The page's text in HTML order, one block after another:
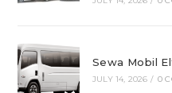
Sewa Mobil
JULY 14, 2026 / 0